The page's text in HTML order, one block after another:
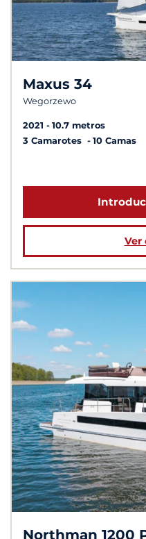
Maxus 34
Wegorzewo
2021
10.7 metros
3 Camarotes
10 Camas
Ver
Northman 1200